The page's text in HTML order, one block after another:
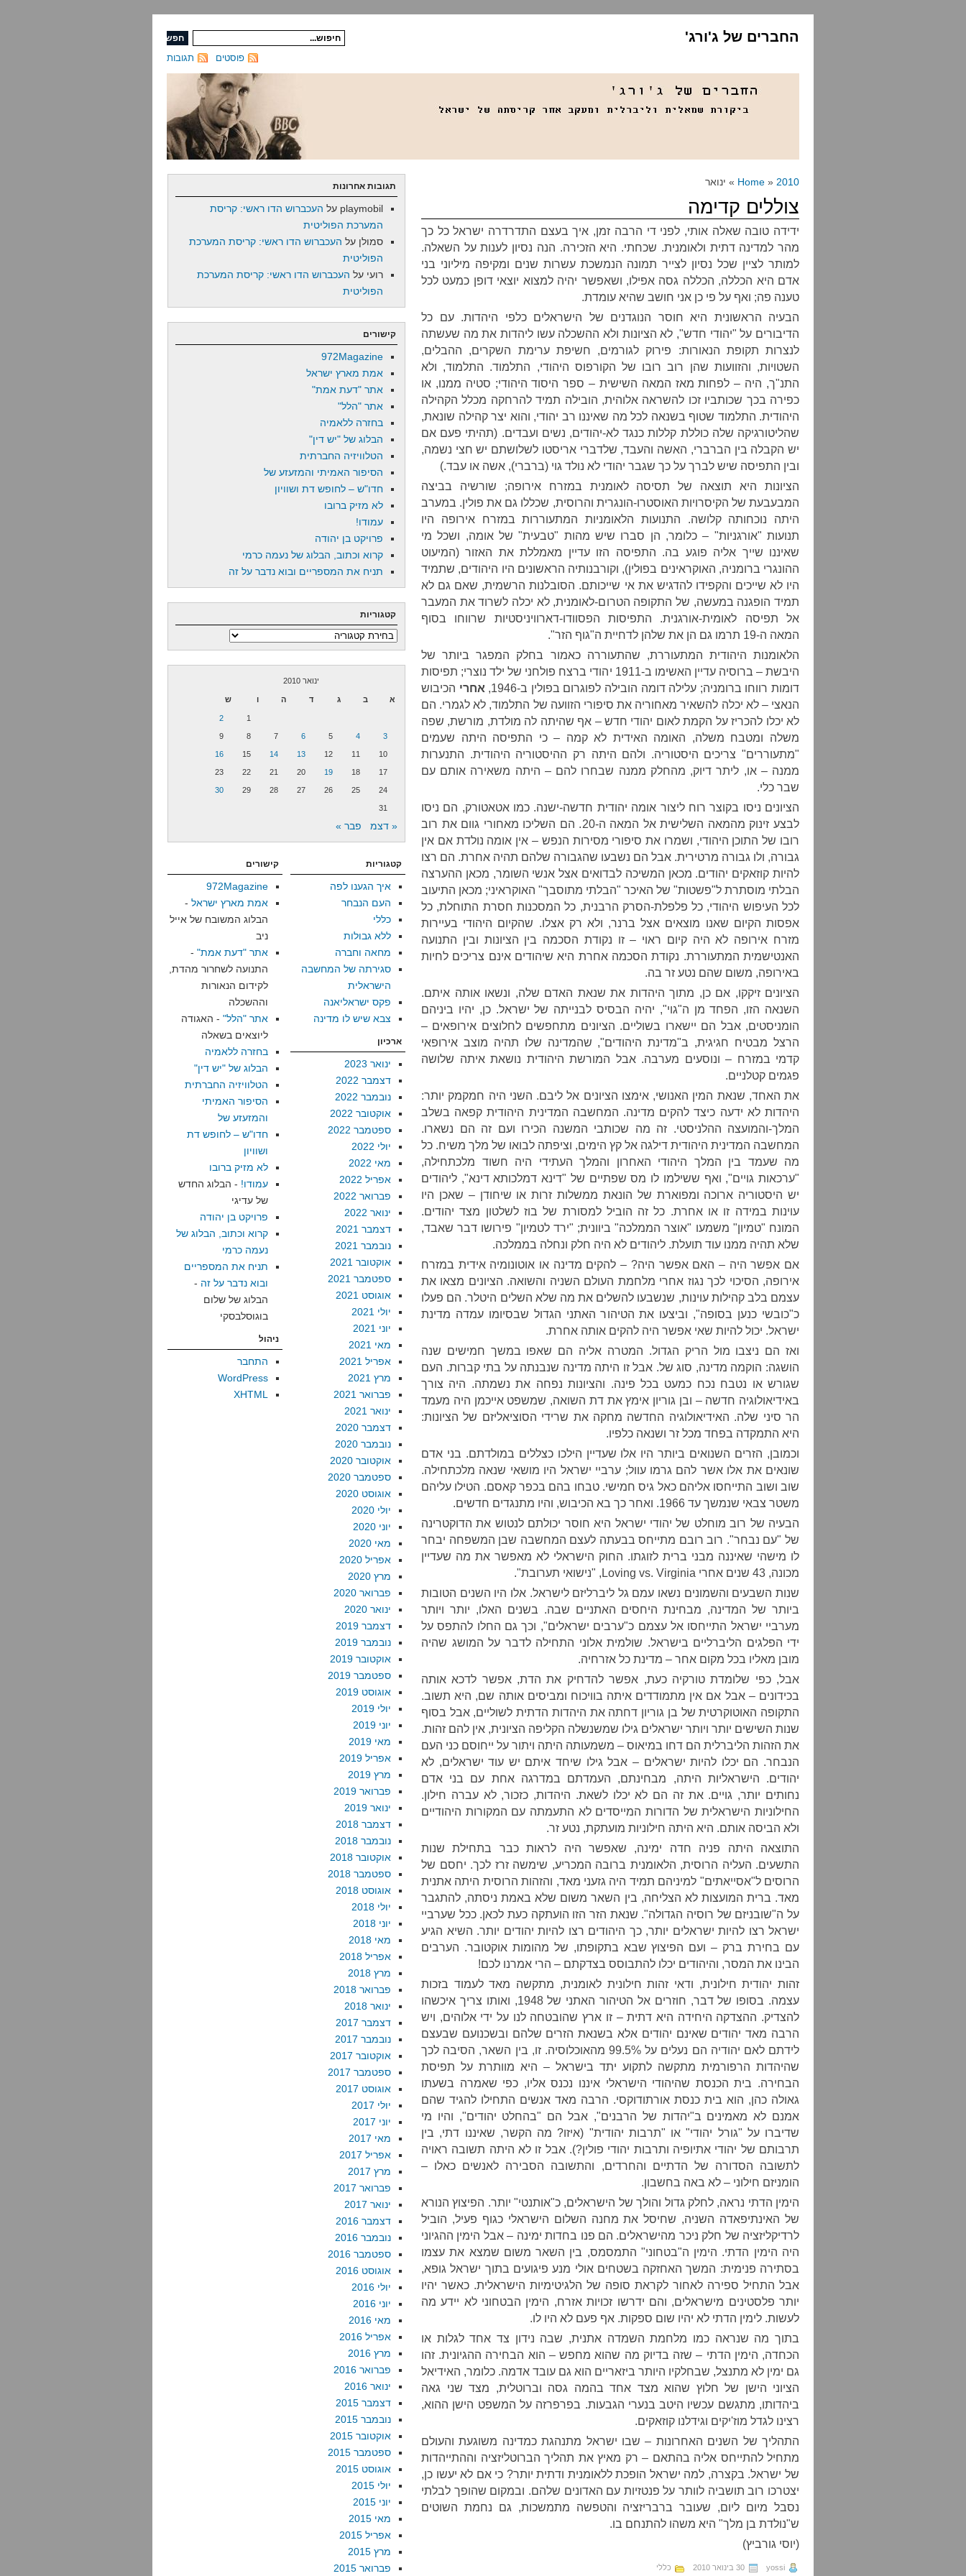
החברים של ג'ורג'
תגובות פוסטים
Home » 2010 » ינואר
צוללים קדימה
ידידה טובה שאלה אותי, לפני די הרבה זמן, איך בעצם התדרדרה ישראל כל כך
מהר למדינה דתית ולאומנית. שכחתי. היא הזכירה. הנה נסיון לענות על השאלה.
למותר לציין שכל נסיון לצייר תמונה הנמשכת עשרות שנים ומקיפה מיליוני בני
אדם היא הכללה, הכללה גסה אפילו, ושאפשר יהיה למצוא יוצאי דופן כמעט לכל
טענה פה; ואף על פי כן אני חושב שהיא עומדת.
הבעיה הראשונית היא חוסר הנוגדנים של הישראלים כלפי היהדות. עם כל
הדיבורים על "יהודי חדש", לא הציונות ולא ההשכלה עשו ליהדות את מה שעשתה
לנצרות תקופת הנאורות: פירוק לגורמים, חשיפת ערימת השקרים, ההבלים,
השטויות, והזוועות שהן רוב רובו של הקורפוס היהודי, התלמוד. התלמוד, ולא
התנ"ך, היה – לפחות מאז המאה השישית – ספר היסוד היהודי; סטיה ממנו, או
כפירה בכך שכותביו זכו להשראה אלוהית, הובילה תמיד להרחקה מכלל הקהילה
היהודית. התלמוד שטוף בשנאה לכל מה שאיננו רב יהודי, והוא יצר קהילה שונאת,
שהליטורגיקה שלה כוללת קללות כנגד לא-יהודים, נשים ועבדים. (תהיתי פעם אם
יש הקבלה בין הברברי, האשה והעבד, שלדברי אריסטו לשלושתם יש חצי נשמה,
ובין התפיסה שיש לברך על כך שגבר יהודי לא נולד גוי (ברברי), אשה או עבד.)
הציונות היא תוצאה של תסיסה לאומנית במזרח אירופה; שורשיה בביצה
המבעבעת של הקיסרויות האוסטרו-הונגרית והרוסית, שכללו גם את פולין. במערב
היתה נוכחותה קלושה. התנועות הלאומניות המתעוררות במזרח אירופה היו
תנועות "אורגניות" – כלומר, הן סברו שיש מהות "טבעית" של אומה, ושכל מי
שאיננו שייך אליה פוגע בה. התפיסה הזו עדיין מאמללת את האזור (המיעוט
ההונגרי ברומניה, האוקראינים בפולין), וקורבנותיה הראשונים היו היהודים, שתמיד
היו לא שייכים והקפידו להדגיש את אי שייכותם. הסובלנות הרשמית, שאם גם לא
תמיד הופגנה במעשה, של התקופה הטרום-לאומנית, לא יכלה לשרוד את המעבר
אל תפיסה לאומית-אורגנית. התפיסות הפסוודו-דארוויניסטיות שרווחו בסוף
המאה ה-19 תרמו גם הן את שלהן לדחיית ה"גוף הזר".
הלאומנות היהודית המתעוררת, שהתעוררה כאמור בחלק המפגר ביותר של
היבשת – ברוסיה עדיין האשימו ב-1911 יהודי ברצח פולחני של ילד נוצרי; תפיסות
דומות רווחו ברומניה; עלילה דומה הובילה לפוגרום בפולין ב-1946,
אחרי הכיבוש
הנאצי – לא יכלה להשאיר מאחוריה את סיפורי הזוועה של התלמוד, לא לגמרי. הם
לא יכלו להכריז על הקמת לאום יהודי חדש – אף שהיתה לה מולדת, מורשת, שפה
משלה ומטבח משלה, האומה האידית לא קמה – כי התפיסה היתה שעמים
"מתעוררים" צריכים היסטוריה. ולהם היתה רק ההיסטוריה היהודית. התנערות
ממנה – או, ליתר דיוק, מהחלק ממנה שבחרו להם – היתה משאירה אותם עם
שבר כלי.
הציונים ניסו בקוצר רוח ליצור אומה יהודית חדשה-ישנה. כמו אטאטורק, הם ניסו
לבצע זינוק מהמאה השלישית אל המאה ה-20. הם השליכו מאחורי גוום את רוב
רובו של התוכן היהודי, ושמרו את סיפורי מסירות הנפש – אין אומה נולדת אם אין
גבורה, ולו גבורה מרטירית. אבל הם נשבעו שהגבורה שלהם תהיה אחרת. הם רצו
להיות קוזאקים יהודים. מכאן המשיכה לבדואים אצל אנשי השומר, מכאן ההערצה
הבלתי מוסתרת ל"פשטות" של האיכר "הבלתי מתוסבך" האוקראיני; מכאן התיעוב
לכל העיפוש היהודי, כל פלפלת-הסרק הרבנית, כל המסכנות חסרת התוחלת, כל
אפסות הקיום שאנו מוצאים אצל ברנר, ולא רק אצלו. שהקיום היהודי בעיירות
מזרח אירופה לא היה קיום ראוי – זו נקודת הסכמה בין הציונות ובין התנועה
האנטישמית המתעוררת. נקודת הסכמה אחרת היא שיהודים אינם צריכים לחיות
באירופה, משום שהם נטע זר בה.
הציונים זיקקו, אם כן, מתוך היהדות את שנאת האדם שלה, ונשאו אותה איתם.
השנאה הזו, הפחד מן ה"גוי", יהיה הבסיס לבנייתה של ישראל. כן, יהיו ביניהם
הומניסטים, אבל הם יישארו בשוליים. הציונים מתחפשים לחלוצים אירופאים –
הרצל מבטיח חגיגית, ב"מדינת היהודים", שהמדינה שלו תהיה מוצב אירופאי
קדמי במזרח – ונוסעים מערבה. אבל המורשת היהודית נושאת איתה שלושה
פגמים קטלניים.
את האחד, שנאת המין האנושי, אימצו הציונים אל ליבם. השני היה חמקמק יותר:
היהדות לא ידעה כיצד להקים מדינה. המחשבה המדינית היהודית קפאה בשלב
המלך-והמועצה ההלניסטי. זה מה שכותבי המשנה הכירו ועם זה הם נשארו.
המחשבה המדינית היהודית דילגה אל קץ הימים, וציפתה לבואו של מלך משיח. כל
מה שעמד בין המלך היהודי האחרון והמלך העתידי היה חשוד מלכתחילה,
"ערכאות גויים", ואף ששילמו לו מס שפתיים של "דינא דמלכותא דינא", ליהודים
יש היסטוריה ארוכה ומפוארת של הונאת ממשלות זרות או שיחודן – שאכן היו
עוינות במידה זו או אחרת. כל זה הוביל למסורת של בוז לשלטון מצד יהודים.
המונח "טמיון" משמעו "אוצר הממלכה" ביוונית; "ירד לטמיון" פירושו דבר שאבד,
שלא תהיה ממנו עוד תועלת. ליהודים לא היה חלק ונחלה בממלכה.
אם אפשר היה – האם אפשר היה? – להקים מדינה או אוטונומיה אידית במזרח
אירופה, הסיכוי לכך נגוז אחרי מלחמת העולם השניה והשואה. הציונים מצאו את
עצמם בלב קהילות עוינות, שנשבעו להשלים את מה שלא השלים היטלר. הם פעלו
כ"כובשי כנען בסופה", וביצעו את הטיהור האתני הגדול שבסיומו עמדה מדינת
ישראל. יכול להיות שאי אפשר היה להקים אותה אחרת.
ואז הם ניצבו מול הריק הגדול. המטרה אליה הם שאפו במשך חמישים שנה
הושגה: הוקמה מדינה, סוג של. אבל זו היתה מדינה שנבנתה על בתי קברות. העם
שגורש או נטבח נכח כמעט בכל פינה. והציונות נפחה את נשמתה. היה צורך
באידיאולוגיה חדשה – ובן גוריון אימץ את דת השואה, שמשפט אייכמן היה מעמד
הר סיני שלה. האידיאולוגיה החדשה מחקה את שרידי הסוציאליזם של הציונות:
היא התמקדה בפחד מכל זר ושנאה כלפיו.
וכמובן, הזרים השנואים ביותר היו אלו שעדיין הילכו כצללים במולדתם. בני אדם
שונאים את אלו אשר להם גרמו עוול; ערביי ישראל היו מושאי שנאה מלכתחילה.
שוב ושוב התייחסו אליהם כאל גיס חמישי. טבחו בהם בכפר קאסם. הטילו עליהם
משטר צבאי שנמשך עד 1966. ואחר כך בא הכיבוש, והיו מתנגדים חדשים.
הבעיה של רוב מוחלט של יהודי ישראל היא חוסר יכולתם לנטוש את הדוקטרינה
של "עם נבחר". רוב רובם מתייחס בבעתה לעצם המחשבה שבן המשפחה יבחר
לו מישהי שאיננה מבני ברית לזוגתו. החוק הישראלי לא מאפשר את מה שעדיין
מכונה, 43 שנים אחרי Loving vs. Virginia, "נישואי תערובת".
שנות השבעים והשמונים נשאו עמם גל ליברליזם לישראל. אלו היו השנים הטובות
ביותר של המדינה, מבחינת היחסים האתניים שבה. בשנים האלו, יותר ויותר
מערביי ישראל התייחסו אל עצמם כ"ערבים ישראלים", וכך גם החלו להתפס על
ידי הפלגים הליברליים בישראל. שולמית אלוני התחילה לדבר על המושג שהיה
מובן מאליו בכל מקום אחר – מדינת כל אזרחיה.
אבל, כפי שלומדת טורקיה כעת, אפשר להדחיק את הדת, אפשר לדכא אותה
בכידונים – אבל אם אין מתמודדים איתה בוויכוח ומביסים אותה שם, היא תשוב.
התקופה האוטוקרטית של בן גוריון דחתה את היהדות הדתית לשוליים, אבל בסוף
שנות השישים יותר ויותר ישראלים גילו שמשנשלה הקליפה הציונית, אין להם זהות.
את הזהות הליברלית הם דחו במיאוס – משמעותה היתה ויתור על ייחוסם כני העם
הנבחר. הם יכלו להיות ישראלים – אבל גילו שיחד איתם יש עוד ישראלים, לא
יהודים. הישראליות היתה, מבחינתם, העמדתם במדרגה אחת עם בני אדם
נחותים יותר, גויים. את זה הם לא יכלו לשאת. היהדות, כזכור, לא עברה חילון.
החילוניות הישראלית של הדורות המייסדים לא התעמתה עם המקורות היהודיים
ולא הביסה אותם. היא היתה חילוניות מועתקת, נטע זר.
התוצאה היתה פניה חדה ימינה, שאפשר היה לראות כבר בתחילת שנות
התשעים. העליה הרוסית, הלאומנית ברובה המכריע, שימשה זרז לכך. יחסם של
הרוסים ל"אסייאתים" למיניהם תמיד היה גזעני מאד, והזהות הרוסית היתה אתנית
מאד. ברית המועצות לא הצליחה, בין השאר משום שלא באמת ניסתה, להתגבר
על ה"שובניזם של רוסיה הגדולה". שנאת הזר הזו הועתקה כעת לכאן. ככל שערביי
ישראל רצו להיות ישראלים יותר, כך היהודים רצו להיות יהודים יותר. השיא הגיע
עם בחירת ברק – ועם הפיצוץ שבא בתקופתו, של מהומות אוקטובר. הערבים
הבינו את המסר, והיהודים יכלו להתבוסס בצדקתם – הרי אמרנו לכם!
זהות יהודית חילונית, ודאי זהות חילונית לאומנית, מתקשה מאד לעמוד בזכות
עצמה. בסופו של דבר, חוזרים אל הטיהור האתני של 1948, ואותו צריך איכשהו
להצדיק. ההצדקה היחידה היא דתית – זו ארץ שהובטחה לנו על ידי אלוהים, ויש
הרבה מאד יהודים שאינם יהודים אלא בשנאת הזרים שלהם ובשכנועם שבעצם
לידתם לאם יהודיה הם נעלים על 99.5% מהאוכלוסיה. זו, בין השאר, הסיבה לכך
שהיהדות הרפורמית מתקשה לתקוע יתד בישראל – היא מוותרת על תפיסת
הבחירה. בית הכנסת שהיהודי הישראלי איננו נכנס אליו, כפי שאמרה בשעתו
גאולה כהן, הוא בית כנסת אורתודוקסי. הרבה מאד אנשים התחילו להגיד שהם
אמנם לא מאמינים ב"יהדות של הרבנים", אבל הם "בהחלט יהודים", והיו מי
שדיברו על "גורל יהודי" או "תרבות יהודית" (איזו? מה הקשר, שאיננו דתי, בין
תרבותם של יהודי אתיופיה ותרבות יהודי פולין?). אבל זו לא היתה תשובה ראויה
לתשובה הסדורה של הדתיים והחרדים, והתשובה הסבירה לאנשים כאלו –
הומניזם חילוני – לא באה בחשבון.
הימין הדתי נראה, לחלק גדול והולך של הישראלים, כ"אותנטי" יותר. הפיצוץ הנורא
של האינתיפאדה השניה, שחיסל את מחנה השלום הישראלי כגוף פעיל, הוביל
לרדיקליזציה של חלק ניכר מהישראלים. הם פנו בחדות ימינה – אבל הימין ההגיוני
היה הימין הדתי. הימין ה"בטחוני" התמסמס, בין השאר משום שמצא את עצמו
בסתירה פנימית: המשך האחזקה בשטחים אולי מנע פיגועים בתוך ישראל גופא,
אבל התחיל ספירה לאחור לקראת סופה של הלגיטימיות הישראלית. כאשר יהיו
יותר פלסטינים מישראלים, והם ידרשו זכויות אזרח, הימין הבטחוני לא יידע מה
לעשות. לימין הדתי לא יהיו שום ספקות. אף פעם לא היו לו.
בתוך מה שנראה כמו מלחמת השמדה אתנית, שבה נידון צד אחד לגלות או
הכחדה, הימין הדתי – שזה בדיוק מה שהוא מחפש – הוא הבחירה ההגיונית. זהו
גם ימין לא מתנצל, שבחלקיו היותר ביזאריים הוא גם עובד אדמה. כלומר, האידיאל
הציוני הישן של חלוץ שהוא מצד אחד בהמה גסה וברוטלית, מצד שני גאה
ביהדותו, מתגשם עכשיו היטב בנערי הגבעות. בפרפרזה על המשפט הישן ההוא,
רצינו לגדל מוז'יקים וגידלנו קוזאקים.
התהליך של השנים האחרונות – שבו ישראל מתנהגת כמדינה משוגעת והעולם
מתחיל להתייחס אליה בהתאם – רק מאיץ את תהליך הברוטליזציה וההתייהדות
של ישראל. בקצרה, למה ישראל הופכת ללאומנית ודתית יותר? כי אם לא יעשו כן,
יצטרכו רוב תושביה לוותר על פנטזיות עם האדונים שלהם. ובמקום שהופך לבלתי
נסבל מיום ליום, שעובר ברבריזציה והטפשה מתמשכות, גם נחמת השוטים
ש"נולדת בן מלך" היא משהו להתנחם בו.
(יוסי גורביץ)
yossi 30 בינואר 2010 כללי
תגובות אחרונות
playmobil על העכברוש הדו ראשי: קריסת
המערכת הפוליטית
סמולן על העכברוש הדו ראשי: קריסת המערכת
הפוליטית
רועי על העכברוש הדו ראשי: קריסת המערכת
הפוליטית
קישורים
972Magazine
אמת מארץ ישראל
אתר "דעת אמת"
אתר "הלל"
בחזרה ללאמיה
הבלוג של "יש דין"
הטלוויזיה החברתית
הסיפור האמיתי והמזעזע של
חדו"ש – לחופש דת ושוויון
לא מזיק ברובו
עמודו!
פרויקט בן יהודה
קרוא וכתוב, הבלוג של נעמה כרמי
תניח את המספריים ובוא נדבר על זה
קטגוריות
קטגוריות
ינואר 2010
א ב ג ד ה ו ש
1
2
3
4
5
6
7
8
9
10
11
12
13
14
15
16
17
18
19
20
21
22
23
24
25
26
27
28
29
30
31
« דצמ פבר »
קטגוריות
איך הגענו לפה
העם הנבחר
כללי
ללא גבולות
מחאה וחברה
סגירתה של המחשבה
הישראלית
פקס ישראליאנה
צבא שיש לו מדינה
ארכיון
ינואר 2023
דצמבר 2022
נובמבר 2022
אוקטובר 2022
ספטמבר 2022
יולי 2022
מאי 2022
אפריל 2022
פברואר 2022
ינואר 2022
דצמבר 2021
נובמבר 2021
אוקטובר 2021
ספטמבר 2021
אוגוסט 2021
יולי 2021
יוני 2021
מאי 2021
אפריל 2021
מרץ 2021
פברואר 2021
ינואר 2021
דצמבר 2020
נובמבר 2020
אוקטובר 2020
ספטמבר 2020
אוגוסט 2020
יולי 2020
יוני 2020
מאי 2020
אפריל 2020
מרץ 2020
פברואר 2020
ינואר 2020
דצמבר 2019
נובמבר 2019
אוקטובר 2019
ספטמבר 2019
אוגוסט 2019
יולי 2019
יוני 2019
מאי 2019
אפריל 2019
מרץ 2019
פברואר 2019
ינואר 2019
דצמבר 2018
נובמבר 2018
אוקטובר 2018
ספטמבר 2018
אוגוסט 2018
יולי 2018
יוני 2018
מאי 2018
אפריל 2018
מרץ 2018
פברואר 2018
ינואר 2018
דצמבר 2017
נובמבר 2017
אוקטובר 2017
ספטמבר 2017
אוגוסט 2017
יולי 2017
יוני 2017
מאי 2017
אפריל 2017
מרץ 2017
פברואר 2017
ינואר 2017
דצמבר 2016
נובמבר 2016
ספטמבר 2016
אוגוסט 2016
יולי 2016
יוני 2016
מאי 2016
אפריל 2016
מרץ 2016
פברואר 2016
ינואר 2016
דצמבר 2015
נובמבר 2015
אוקטובר 2015
ספטמבר 2015
אוגוסט 2015
יולי 2015
יוני 2015
מאי 2015
אפריל 2015
מרץ 2015
פברואר 2015
קישורים
972Magazine
אמת מארץ ישראל -
הבלוג המשובח של אייל
ניב
אתר "דעת אמת" -
התנועה לשחרור מהדת,
לקידום הנאורות
וההשכלה
אתר "הלל" - האגודה
ליוצאים בשאלה
בחזרה ללאמיה
הבלוג של "יש דין"
הטלוויזיה החברתית
הסיפור האמיתי
והמזעזע של
חדו"ש – לחופש דת
ושוויון
לא מזיק ברובו
עמודו! - הבלוג החדש
של עדיגי
פרויקט בן יהודה
קרוא וכתוב, הבלוג של
נעמה כרמי
תניח את המספריים
ובוא נדבר על זה -
הבלוג של שלום
בוגוסלבסקי
ניהול
התחבר
WordPress
XHTML